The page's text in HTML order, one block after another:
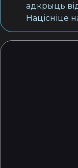
адкрыць
Націсніце